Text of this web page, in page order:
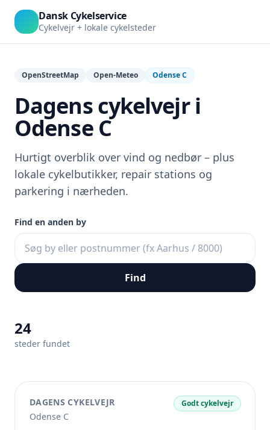
Dansk Cykelservice
Cykelvejr + lokale cykelsteder
OpenStreetMap Open-Meteo Odense C
Dagens cykelvejr i
Odense C
Hurtigt overblik over vind og nedbør – plus
lokale cykelbutikker, repair stations og
parkering i nærheden.
Find en anden by
Find
24
steder fundet
DAGENS CYKELVEJR
Odense C
Godt cykelvejr